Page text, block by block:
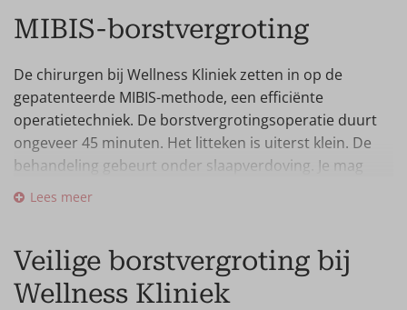
MIBIS-borstvergroting
De chirurgen bij Wellness Kliniek zetten in op de
gepatenteerde MIBIS-methode, een efficiënte
operatietechniek. De borstvergrotingsoperatie duurt
ongeveer 45 minuten. Het litteken is uiterst klein. De
behandeling gebeurt onder slaapverdoving. Je mag
dezelfde dag nog naar huis.
garandeert een minimaal kleine incisie van circa 2 à 3
centimeter. De insnede wordt in de plooi onder je
borst verstopt, zodat je er nauwelijks nog iets van ziet.
Lees meer
Veilige borstvergroting bij
Wellness Kliniek